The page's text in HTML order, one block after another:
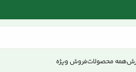
همه محصولاتفروش ویژه